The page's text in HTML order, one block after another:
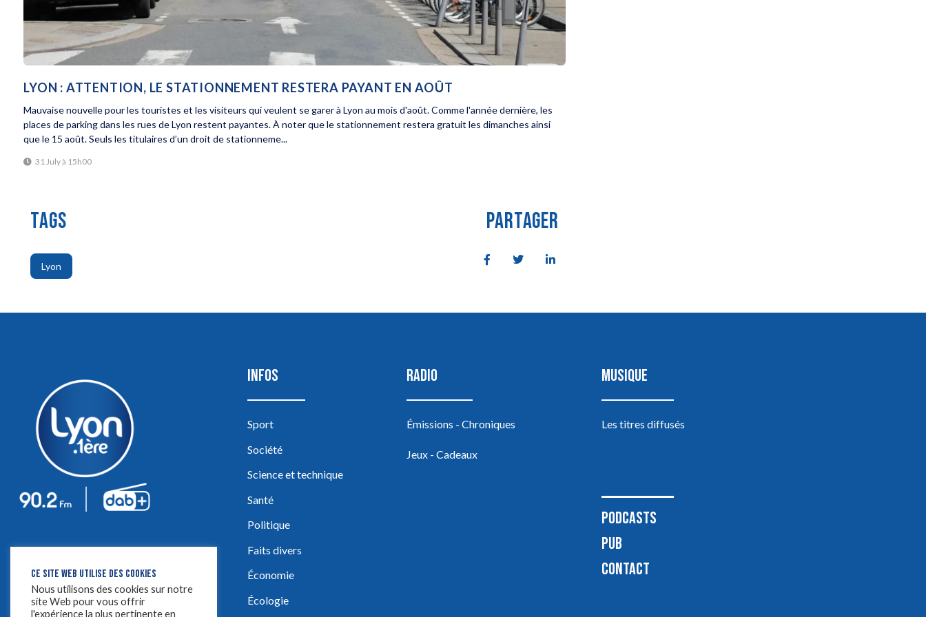
LYON : ATTENTION, LE STATIONNEMENT RESTERA PAYANT EN AOÛT
Mauvaise nouvelle pour les touristes et les visiteurs qui veulent se garer à Lyon au mois d'août. Comme l'année dernière, les
places de parking dans les rues de Lyon restent payantes. À noter que le stationnement restera gratuit les dimanches ainsi
que le 15 août. Seuls les titulaires d’un droit de stationneme...
31 July à 15h00
TAGS
Lyon
PARTAGER
INFOS
Sport
Société
Science et technique
Santé
Politique
Faits divers
Économie
Écologie
RADIO
Émissions - Chroniques
Jeux - Cadeaux
MUSIQUE
Les titres diffusés
PODCASTS
PUB
CONTACT
CE SITE WEB UTILISE DES COOKIES
Nous utilisons des cookies sur notre
site Web pour vous offrir
l'expérience la plus pertinente en